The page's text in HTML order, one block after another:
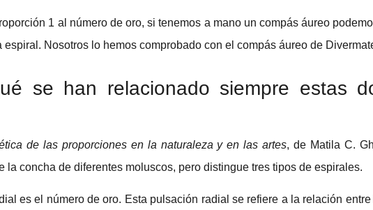
1 al número de oro, si tenemos a mano un compás áureo
Nosotros lo hemos comprobado con el compás áureo de
se han relacionado siempre estas
de las proporciones en la naturaleza y en las artes, de Matila C.
la concha de diferentes moluscos, pero distingue tres tipos de espirales.
es el número de oro. Esta pulsación radial se refiere a la relación